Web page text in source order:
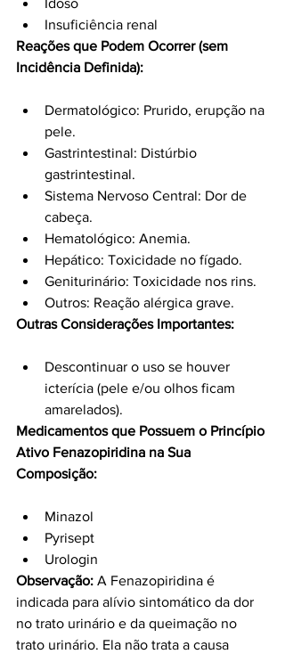
Idoso
Insuficiência renal
Reações que Podem Ocorrer (sem
Incidência Definida):
Dermatológico: Prurido, erupção na
pele.
Gastrintestinal: Distúrbio
gastrintestinal.
Sistema Nervoso Central: Dor de
cabeça.
Hematológico: Anemia.
Hepático: Toxicidade no fígado.
Geniturinário: Toxicidade nos rins.
Outros: Reação alérgica grave.
Outras Considerações Importantes:
Descontinuar o uso se houver
icterícia (pele e/ou olhos ficam
amarelados).
Medicamentos que Possuem o Princípio
Ativo Fenazopiridina na Sua
Composição:
Minazol
Pyrisept
Urologin
Observação: A Fenazopiridina é
indicada para alívio sintomático da dor
no trato urinário e da queimação no
trato urinário. Ela não trata a causa